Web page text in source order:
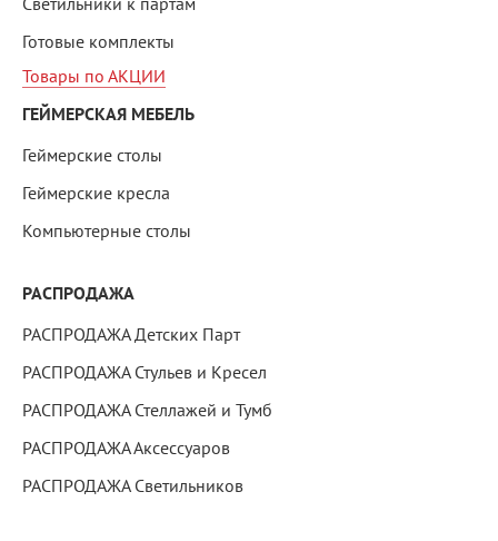
Готовые комплекты
Товары по АКЦИИ
ГЕЙМЕРСКАЯ МЕБЕЛЬ
Геймерские столы
Геймерские кресла
Компьютерные столы
РАСПРОДАЖА
РАСПРОДАЖА Детских Парт
РАСПРОДАЖА Стульев и Кресел
РАСПРОДАЖА Стеллажей и Тумб
РАСПРОДАЖА Аксессуаров
РАСПРОДАЖА Светильников